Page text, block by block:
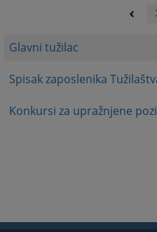
Glavni tužilac
Spisak zaposlenika
Konkursi za upražnjene
1